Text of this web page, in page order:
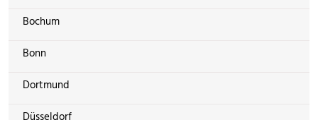
Bochum
Bonn
Dortmund